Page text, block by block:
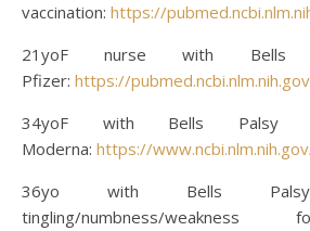
vaccination: https://
21yoF nurse with Bells
Pfizer: https://
34yoF with Bells
Moderna: https://
36yo with Bells
tingling/numbness/weakness